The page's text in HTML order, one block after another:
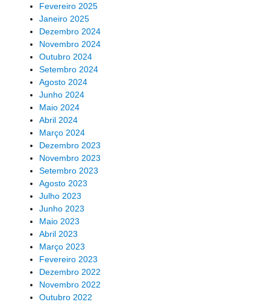
Fevereiro 2025
Janeiro 2025
Dezembro 2024
Novembro 2024
Outubro 2024
Setembro 2024
Agosto 2024
Junho 2024
Maio 2024
Abril 2024
Março 2024
Dezembro 2023
Novembro 2023
Setembro 2023
Agosto 2023
Julho 2023
Junho 2023
Maio 2023
Abril 2023
Março 2023
Fevereiro 2023
Dezembro 2022
Novembro 2022
Outubro 2022